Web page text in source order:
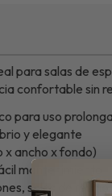
para salas de
confortable sin
para uso
y elegante
x ancho x fondo)
mantenimiento
salas de